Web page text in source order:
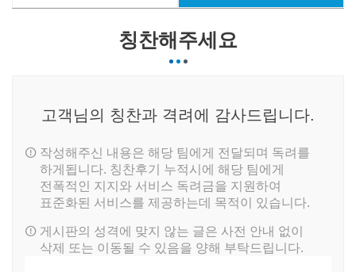
칭찬해주세요
고객님의 칭찬과 격려에 감사드립니다.
작성해주신 내용은 해당 팀에게 전달되며 독려를
하게됩니다. 칭찬후기 누적시에 해당 팀에게
전폭적인 지지와 서비스 독려금을 지원하여
표준화된 서비스를 제공하는데 목적이 있습니다.
게시판의 성격에 맞지 않는 글은 사전 안내 없이
삭제 또는 이동될 수 있음을 양해 부탁드립니다.